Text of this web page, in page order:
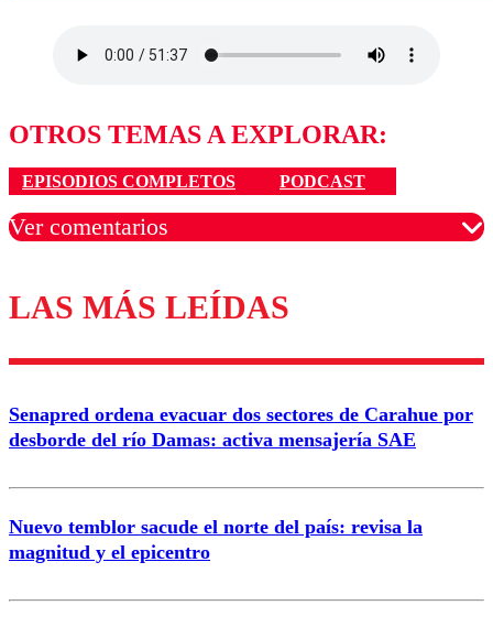
OTROS TEMAS A EXPLORAR:
EPISODIOS COMPLETOS PODCAST
Ver comentarios
Los comentarios son moderados para garantizar un
diálogo respetuoso.
Correo
LAS MÁS LEÍDAS
Senapred ordena evacuar dos sectores de Carahue por
desborde del río Damas: activa mensajería SAE
Nuevo temblor sacude el norte del país: revisa la
magnitud y el epicentro